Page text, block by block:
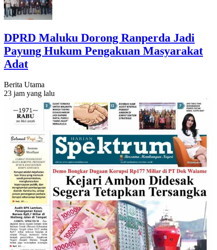
DPRD Maluku Dorong Ranperda Jadi
Payung Hukum Pengakuan Masyarakat
Adat
Berita Utama
23 jam yang lalu